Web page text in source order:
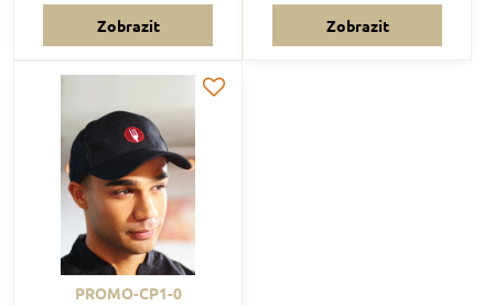
Zobrazit Zobrazit
PROMO-CP1-0